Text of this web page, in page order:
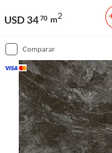
USD 3470 m2
comparar